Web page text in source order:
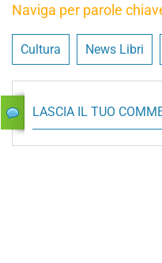
Naviga per parole
Cultura News Libri
LASCIA IL TUO